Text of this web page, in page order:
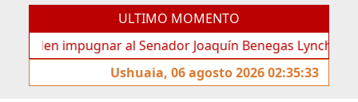
ULTIMO MOMENTO
impugnar al Senador Joaquín Benegas Lynch por
Ushuaia, 06 agosto 2026 02:35:33